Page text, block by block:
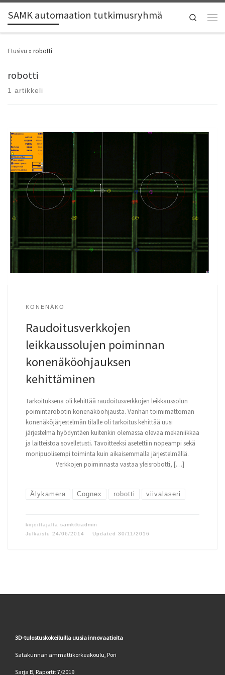
SAMK automaation tutkimusryhmä Search
Etusivu » robotti
robotti
1 artikkeli
KONENÄKÖ
Raudoitusverkkojen
leikkaussolujen poiminnan
konenäköohjauksen
kehittäminen
Tarkoituksena oli kehittää raudoitusverkkojen leikkaussolun
poimintarobotin konenäköohjausta. Vanhan toimimattoman
konenäköjärjestelmän tilalle oli tarkoitus kehittää uusi
järjestelmä hyödyntäen kuitenkin olemassa olevaa mekaniikkaa
ja laitteistoa sovelletusti. Tavoitteeksi asetettiin nopeampi sekä
monipuolisempi toiminta kuin aikaisemmalla järjestelmällä.
Verkkojen poiminnasta vastaa yleisrobotti, […]
Älykamera Cognex robotti viivalaseri
kirjoittajalta samktkiadmin
Julkaistu 24/06/2014 Updated 30/11/2016
3D-tulostuskokeiluilla uusia innovaatioita
Satakunnan ammattikorkeakoulu, Pori
Sarja B, Raportit 7/2019